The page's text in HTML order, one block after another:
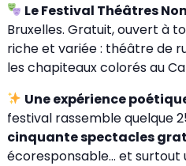
Le Festival Théâtres
Bruxelles. Gratuit, ouvert à
riche et variée : théâtre de
les chapiteaux colorés au
Une expérience
festival rassemble quelque
cinquante spectacles
écoresponsable… et surtout